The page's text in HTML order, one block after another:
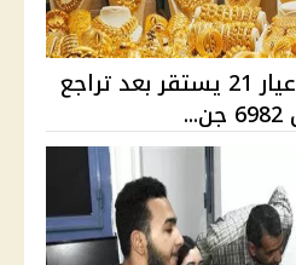
أسعار الذهب اليوم.. عيار 21 يستقر بعد تراجع